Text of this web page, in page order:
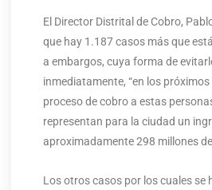
El Director Distrital de Cobro,
que hay 1.187 casos más que
a embargos, cuya forma de
inmediatamente, “en los próximos
proceso de cobro a estas
representan para la ciudad un
aproximadamente 298 millones de
Los otros casos por los cuales se